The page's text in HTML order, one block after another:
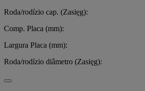
Roda/rodízio cap. (Zasięg):
Comp. Placa (mm):
Largura Placa (mm):
Roda/rodízio diâmetro (Zasięg):